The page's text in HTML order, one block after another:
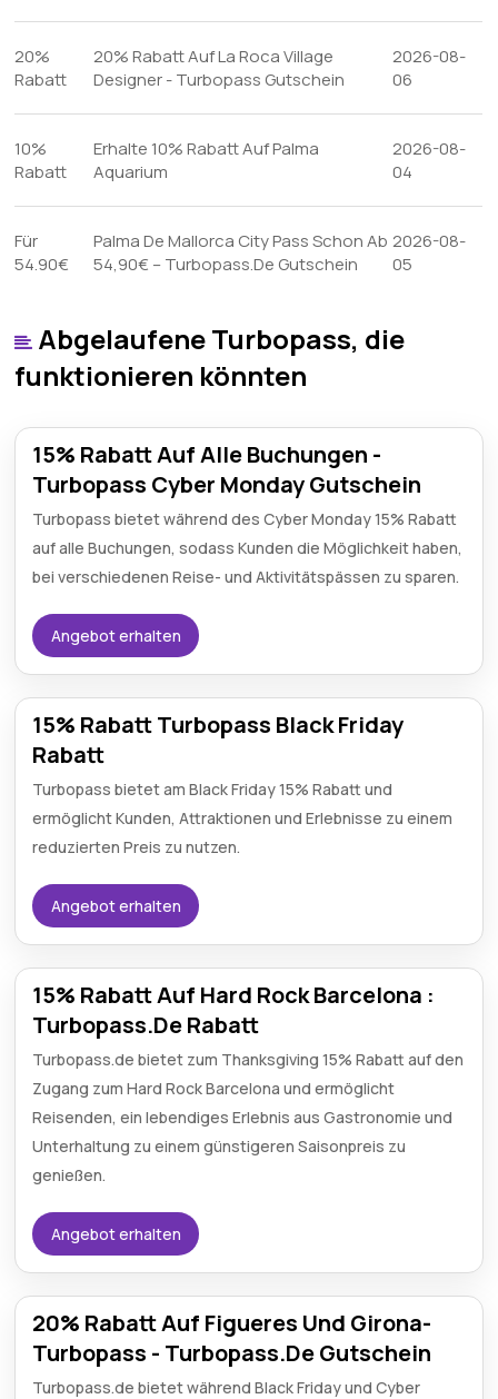
20%
Rabatt
20% Rabatt Auf La Roca Village
Designer - Turbopass Gutschein
2026-08-
06
10%
Rabatt
Erhalte 10% Rabatt Auf Palma
Aquarium
2026-08-
04
Für
54.90€
Palma De Mallorca City Pass Schon Ab
54,90€ – Turbopass.De Gutschein
2026-08-
05
Abgelaufene Turbopass, die
funktionieren könnten
15% Rabatt Auf Alle Buchungen -
Turbopass Cyber Monday Gutschein
Turbopass bietet während des Cyber Monday 15% Rabatt
auf alle Buchungen, sodass Kunden die Möglichkeit haben,
bei verschiedenen Reise- und Aktivitätspässen zu sparen.
Angebot erhalten
15% Rabatt Turbopass Black Friday
Rabatt
Turbopass bietet am Black Friday 15% Rabatt und
ermöglicht Kunden, Attraktionen und Erlebnisse zu einem
reduzierten Preis zu nutzen.
Angebot erhalten
15% Rabatt Auf Hard Rock Barcelona :
Turbopass.De Rabatt
Turbopass.de bietet zum Thanksgiving 15% Rabatt auf den
Zugang zum Hard Rock Barcelona und ermöglicht
Reisenden, ein lebendiges Erlebnis aus Gastronomie und
Unterhaltung zu einem günstigeren Saisonpreis zu
genießen.
Angebot erhalten
20% Rabatt Auf Figueres Und Girona-
Turbopass - Turbopass.De Gutschein
Turbopass.de bietet während Black Friday und Cyber